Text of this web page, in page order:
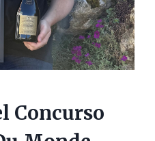
Concurso